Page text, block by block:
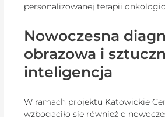
personalizowanej terapii
Nowoczesna
obrazowa i
inteligencja
W ramach projektu Katowickie
wzbogaciło się również o